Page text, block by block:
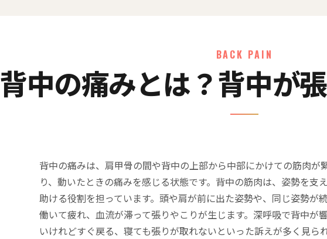
BACK PAIN
背中の痛みとは？背中が
背中の痛みは、肩甲骨の間や背中の上部から中部にかけての筋肉が
り、動いたときの痛みを感じる状態です。背中の筋肉は、姿勢を支
助ける役割を担っています。頭や肩が前に出た姿勢や、同じ姿勢が
働いて疲れ、血流が滞って張りやこりが生じます。深呼吸で背中が
いけれどすぐ戻る、寝ても張りが取れないといった訴えが多く見ら